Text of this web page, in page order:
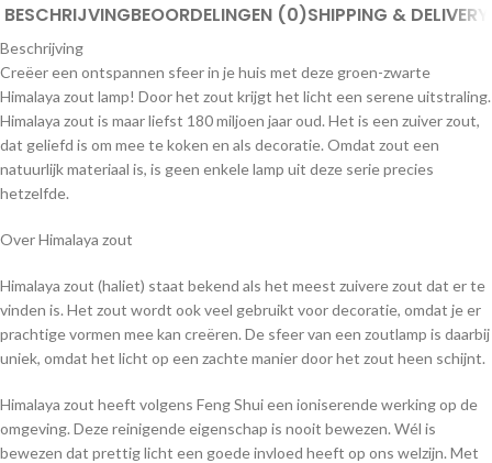
BESCHRIJVINGBEOORDELINGEN (0)SHIPPING & DELIVERY
Beschrijving
Creëer een ontspannen sfeer in je huis met deze groen-zwarte
Himalaya zout lamp! Door het zout krijgt het licht een serene uitstraling.
Himalaya zout is maar liefst 180 miljoen jaar oud. Het is een zuiver zout,
dat geliefd is om mee te koken en als decoratie. Omdat zout een
natuurlijk materiaal is, is geen enkele lamp uit deze serie precies
hetzelfde.
Over Himalaya zout
Himalaya zout (haliet) staat bekend als het meest zuivere zout dat er te
vinden is. Het zout wordt ook veel gebruikt voor decoratie, omdat je er
prachtige vormen mee kan creëren. De sfeer van een zoutlamp is daarbij
uniek, omdat het licht op een zachte manier door het zout heen schijnt.
Himalaya zout heeft volgens Feng Shui een ioniserende werking op de
omgeving. Deze reinigende eigenschap is nooit bewezen. Wél is
bewezen dat prettig licht een goede invloed heeft op ons welzijn. Met